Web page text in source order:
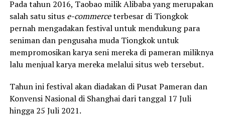
Pada tahun 2016, Taobao milik Alibaba yang merupakan
salah satu situs e-commerceterbesar di Tiongkok
pernah mengadakan festival untuk mendukung para
seniman dan pengusaha muda Tiongkok untuk
mempromosikan karya seni mereka di pameran miliknya
lalu menjual karya mereka melalui situs web tersebut.
Tahun ini festival akan diadakan di Pusat Pameran dan
Konvensi Nasional di Shanghai dari tanggal 17 Juli
hingga 25 Juli 2021.